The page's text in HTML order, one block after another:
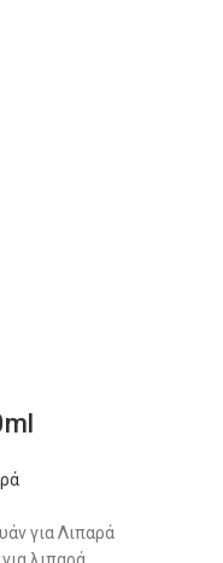
για Λιπαρά